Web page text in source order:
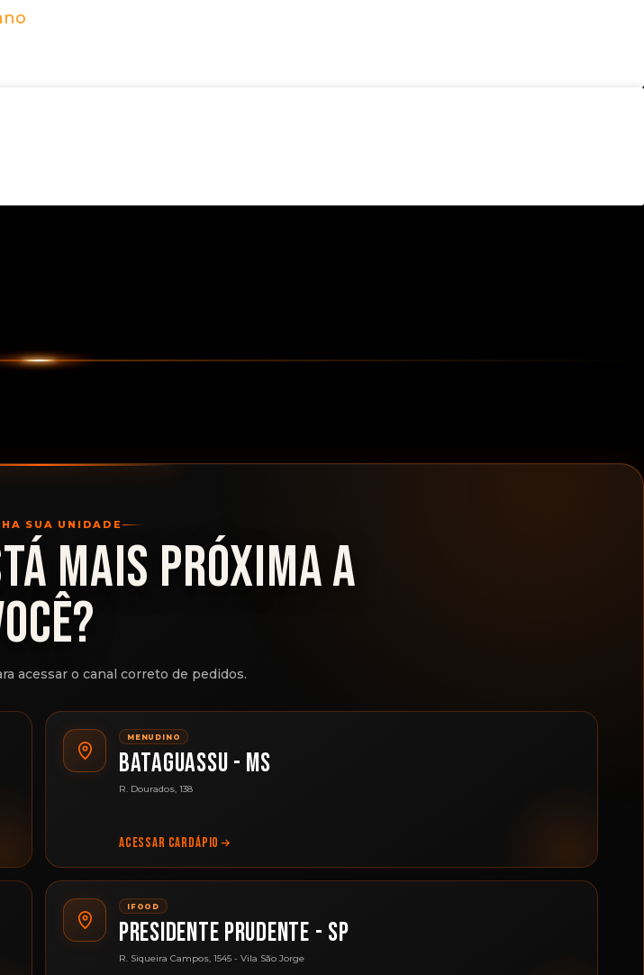
SUA UNIDADE
MAIS PRÓXIMA A
acessar o canal correto de pedidos.
MENUDINO
BATAGUASSU - MS
R. Dourados, 138
ACESSAR CARDÁPIO
IFOOD
PRESIDENTE PRUDENTE - SP
R. Siqueira Campos, 1545 - Vila São Jorge